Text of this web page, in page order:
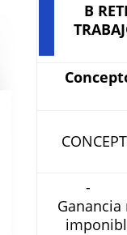
B
-
Ganancia